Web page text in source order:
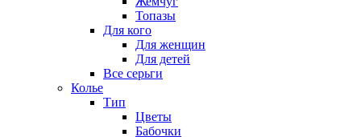
Топазы
Для кого
Для женщин
Для детей
Все серьги
Колье
Тип
Цветы
Бабочки